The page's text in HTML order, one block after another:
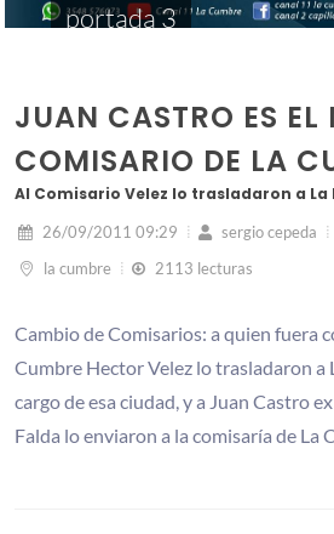
portada 3
JUAN CASTRO ES EL
COMISARIO DE LA
Al Comisario Velez lo trasladaron a La
26/09/2011 09:29 sergio cepeda
la cumbre
2113 lecturas
Cambio de Comisarios: a quien fuera
Cumbre Hector Velez lo trasladaron a
cargo de esa ciudad, y a Juan Castro
Falda lo enviaron a la comisaría de La